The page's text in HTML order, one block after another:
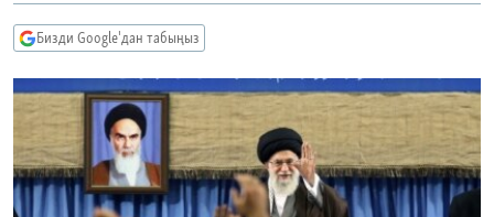
БИЗ ЖАНА ДҮЙНӨ
ДАНИСТЕ
ЭЖЕ-СИҢДИЛЕР
АЗАТТЫК+
ЫҢГАЙСЫЗ СУРООЛОР
ӨЗГӨЧӨ ПИКИР
ОНЛАЙН ШЕРИНЕ
Бизди Google'дан табыңыз